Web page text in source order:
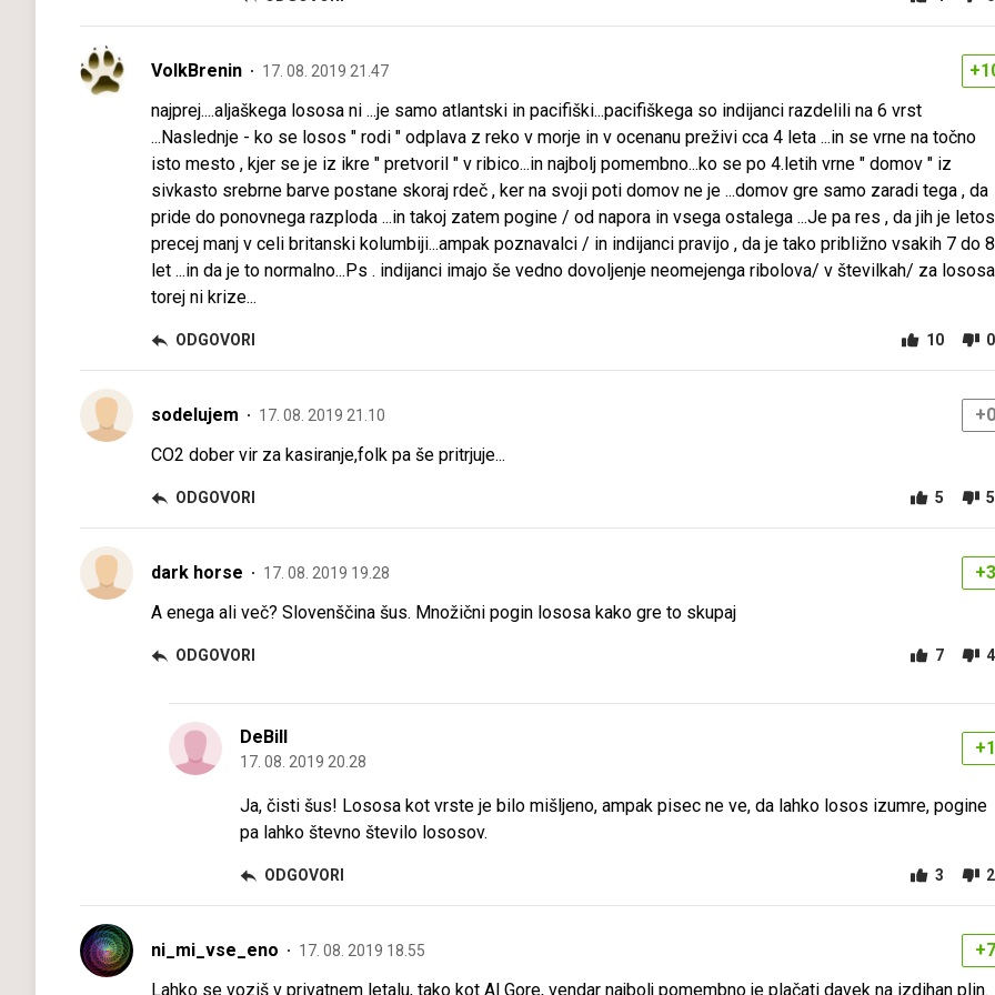
VolkBrenin 17. 08. 2019 21.47
najprej....aljaškega lososa ni ...je samo atlantski in pacifiški...pacifiškega so indijanci razdelili na 6 vrst
...Naslednje - ko se losos " rodi " odplava z reko v morje in v ocenanu preživi cca 4 leta ...in se vrne na točno
isto mesto , kjer se je iz ikre " pretvoril " v ribico...in najbolj pomembno...ko se po 4.letih vrne " domov " iz
sivkasto srebrne barve postane skoraj rdeč , ker na svoji poti domov ne je ...domov gre samo zaradi tega , da
pride do ponovnega razploda ...in takoj zatem pogine / od napora in vsega ostalega ...Je pa res , da jih je letos
precej manj v celi britanski kolumbiji...ampak poznavalci / in indijanci pravijo , da je tako približno vsakih 7 do 8
let ...in da je to normalno...Ps . indijanci imajo še vedno dovoljenje neomejenga ribolova/ v številkah/ za
torej ni krize...
ODGOVORI 10 0
sodelujem 17. 08. 2019 21.10
+0
CO2 dober vir za kasiranje,folk pa še pritrjuje...
ODGOVORI 5 5
dark horse 17. 08. 2019 19.28
+3
A enega ali več? Slovenščina šus. Množični pogin lososa kako gre to skupaj
ODGOVORI 7 4
DeBill
17. 08. 2019 20.28
+1
Ja, čisti šus! Lososa kot vrste je bilo mišljeno, ampak pisec ne ve, da lahko losos izumre, pogine
pa lahko števno število lososov.
ODGOVORI 3 2
ni_mi_vse_eno 17. 08. 2019 18.55
+7
Lahko se voziš v privatnem letalu, tako kot Al Gore, vendar najbolj pomembno je plačati davek na izdihan plin.